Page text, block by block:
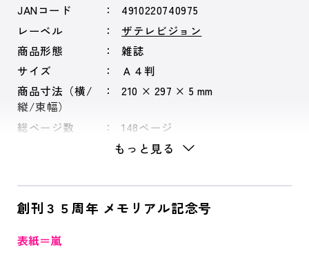
JANコード
4910220740975
レーベル
ザテレビジョン
商品形態
雑誌
サイズ
Ａ４判
商品寸法（横/
縦/束幅）
210 × 297 × 5 mm
総ページ数 148ページ
もっと見る
創刊３５周年 メモリアル記念号
表紙＝嵐